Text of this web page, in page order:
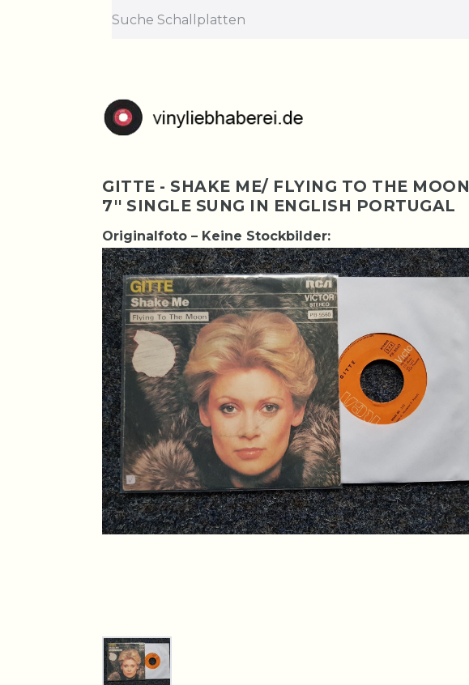
GITTE - SHAKE ME/ FLYING TO THE MOON
7'' SINGLE SUNG IN ENGLISH PORTUGAL
Originalfoto – Keine Stockbilder: